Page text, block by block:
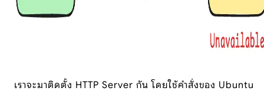
เราจะมาติดตั้ง HTTP Server กัน โดยใช้คำสั่งของ Ubuntu